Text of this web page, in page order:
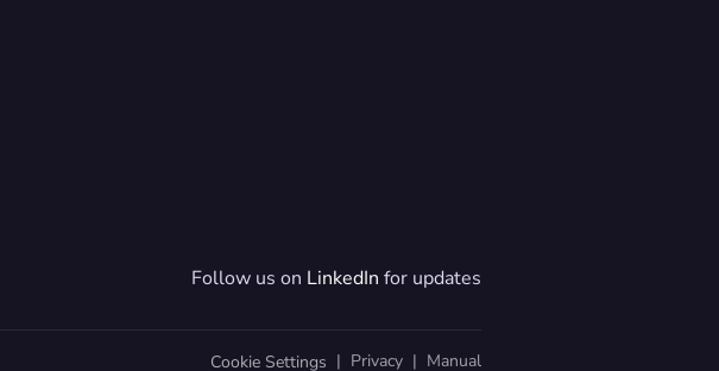
Follow us on LinkedIn for updates
Cookie Settings
  |
Privacy
  |
Manual